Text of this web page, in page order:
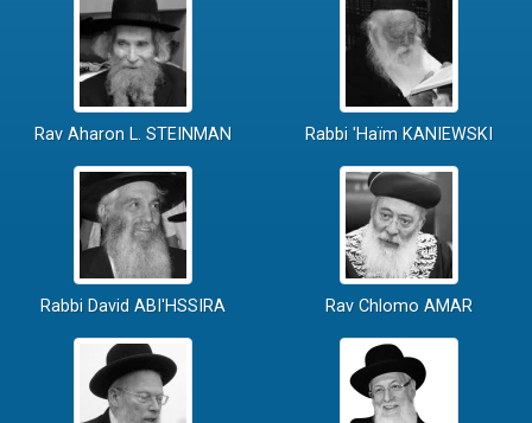
Rav Aharon L. STEINMAN Rabbi 'Haïm KANIEWSKI
Rabbi David ABI'HSSIRA Rav Chlomo AMAR